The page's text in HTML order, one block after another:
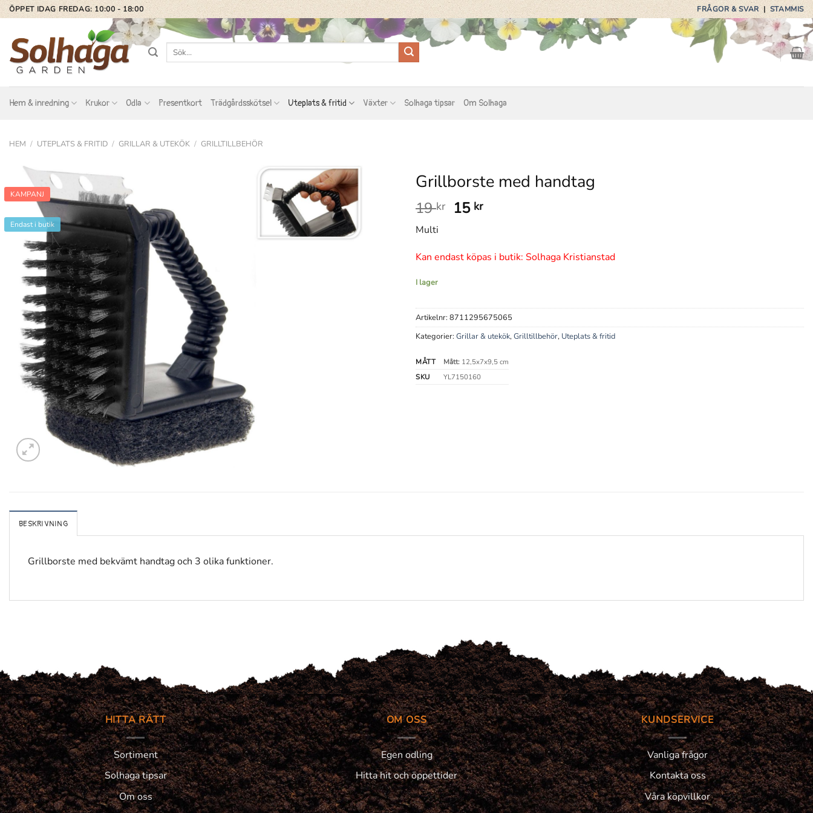
Skip
to
content
ÖPPET IDAG FREDAG: 10:00 - 18:00 FRÅGOR & SVAR|STAMMIS
Sök
Hem & inredning Krukor Odla Presentkort Trädgårdsskötsel Uteplats & fritid Växter Solhaga tipsar Om Solhaga
HEM / UTEPLATS & FRITID / GRILLAR & UTEKÖK / GRILLTILLBEHÖR
KAMPANJ
Endast i butik
Grillborste med handtag
19kr Det
var:
19 kr.
15 krDet
är:
15 kr.
Multi
Kan endast köpas i butik: Solhaga Kristianstad
I lager
Artikelnr: 8711295675065
Kategorier: Grillar & utekök,Grilltillbehör, Uteplats & fritid
MÅTT Mått:12,5x7x9,5 cm
SKU
YL7150160
BESKRIVNING
Grillborste med bekvämt handtag och 3 olika funktioner.
HITTA RÄTT
Sortiment
Solhaga tipsar
Om oss
OM OSS
Egen odling
Hitta hit och öppettider
KUNDSERVICE
Vanliga frågor
Kontakta oss
Våra köpvillkor